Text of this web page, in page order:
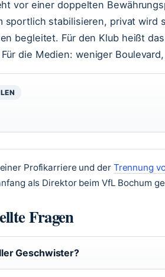
vor einer doppelten
sportlich stabilisieren, privat wird
begleitet. Für den Klub heißt
die Medien: weniger
Profikarriere und der Trennung
als Direktor beim VfL Bochum
Fragen
Geschwister?